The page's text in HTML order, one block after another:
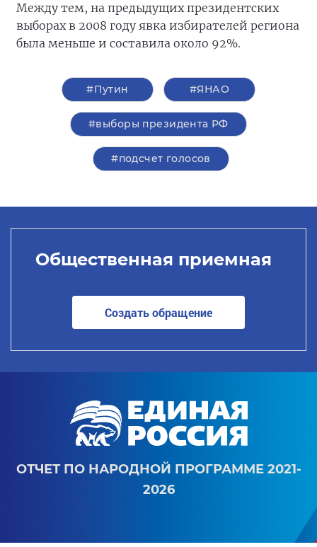
Между тем, на предыдущих президентских
выборах в 2008 году явка избирателей региона
была меньше и составила около 92%.
#Путин #ЯНАО
#выборы президента РФ
#подсчет голосов
Общественная приемная
Создать обращение
ОТЧЕТ ПО НАРОДНОЙ ПРОГРАММЕ 2021-
2026